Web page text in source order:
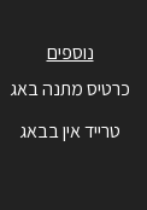
נוספים
כרטיס מתנה באג
טרייד אין בבאג